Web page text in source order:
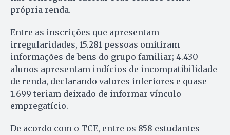
própria renda.
Entre as inscrições que apresentam
irregularidades, 15.281 pessoas omitiram
informações de bens do grupo familiar; 4.430
alunos apresentam indícios de incompatibilidade
de renda, declarando valores inferiores e quase
1.699 teriam deixado de informar vínculo
empregatício.
De acordo com o TCE, entre os 858 estudantes